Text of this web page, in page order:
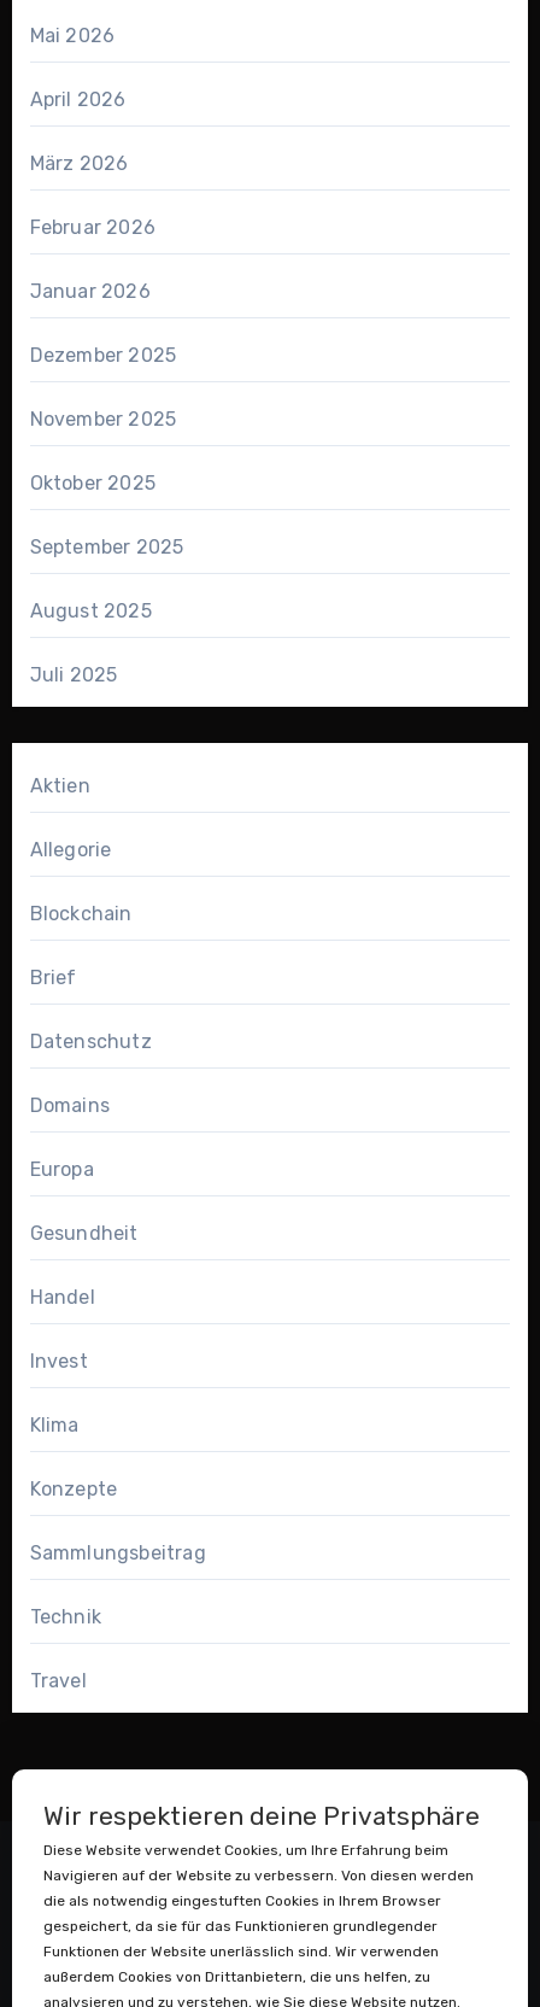
Mai 2026
April 2026
März 2026
Februar 2026
Januar 2026
Dezember 2025
November 2025
Oktober 2025
September 2025
August 2025
Juli 2025
Aktien
Allegorie
Blockchain
Brief
Datenschutz
Domains
Europa
Gesundheit
Handel
Invest
Klima
Konzepte
Sammlungsbeitrag
Technik
Travel
Wir respektieren deine Privatsphäre
Diese Website verwendet Cookies, um Ihre Erfahrung beim
Navigieren auf der Website zu verbessern. Von diesen werden
die als notwendig eingestuften Cookies in Ihrem Browser
gespeichert, da sie für das Funktionieren grundlegender
Funktionen der Website unerlässlich sind. Wir verwenden
außerdem Cookies von Drittanbietern, die uns helfen, zu
analysieren und zu verstehen, wie Sie diese Website nutzen.